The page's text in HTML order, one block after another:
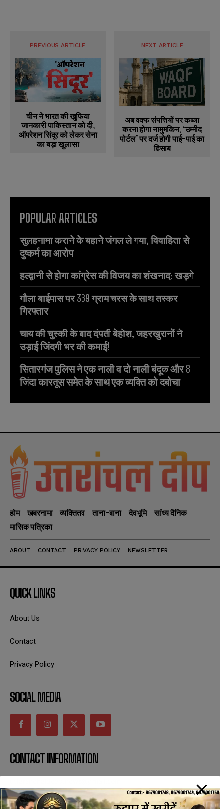
PREVIOUS ARTICLE
चीन ने भारत की खुफिया
जानकारी पाकिस्तान को दी,
ऑपरेशन सिंदूर को लेकर सेना
का बड़ा खुलासा
NEXT ARTICLE
अब वक्फ संपत्तियों पर कब्जा
करना होगा नामुमकिन, ‘उम्मीद
पोर्टल’ पर दर्ज होगी पाई-पाई का
हिसाब
POPULAR ARTICLES
सुलहनामा कराने के बहाने जंगल ले गया, विवाहिता से
दुष्कर्म का आरोप
हल्द्वानी से होगा कांग्रेस की विजय का शंखनाद: खड़गे
गौला बाईपास पर 369 ग्राम चरस के साथ तस्कर
गिरफ्तार
चाय की चुस्की के बाद दंपती बेहोश, जहरखुरानों ने
उड़ाई जिंदगी भर की कमाई!
सितारगंज पुलिस ने एक नाली व दो नाली बंदूक और 8
जिंदा कारतूस समेत के साथ एक व्यक्ति को दबोचा
होम खबरनामा व्यक्तितव ताना-बाना देवभूमि
सांध्य दैनिक
मासिक पत्रिका
ABOUT CONTACT PRIVACY POLICY NEWSLETTER
QUICK LINKS
About Us
Contact
Privacy Policy
SOCIAL MEDIA
CONTACT INFORMATION
SUBSCRIBE NOW